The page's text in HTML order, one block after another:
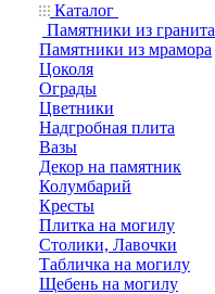
Каталог
Памятники из гранита
Памятники из мрамора
Цоколя
Ограды
Цветники
Надгробная плита
Вазы
Декор на памятник
Колумбарий
Кресты
Плитка на могилу
Столики, Лавочки
Табличка на могилу
Щебень на могилу